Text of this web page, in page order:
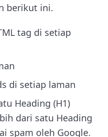
berikut ini.
tag di setiap
di setiap laman
Heading (H1)
dari satu Heading
spam oleh Google.